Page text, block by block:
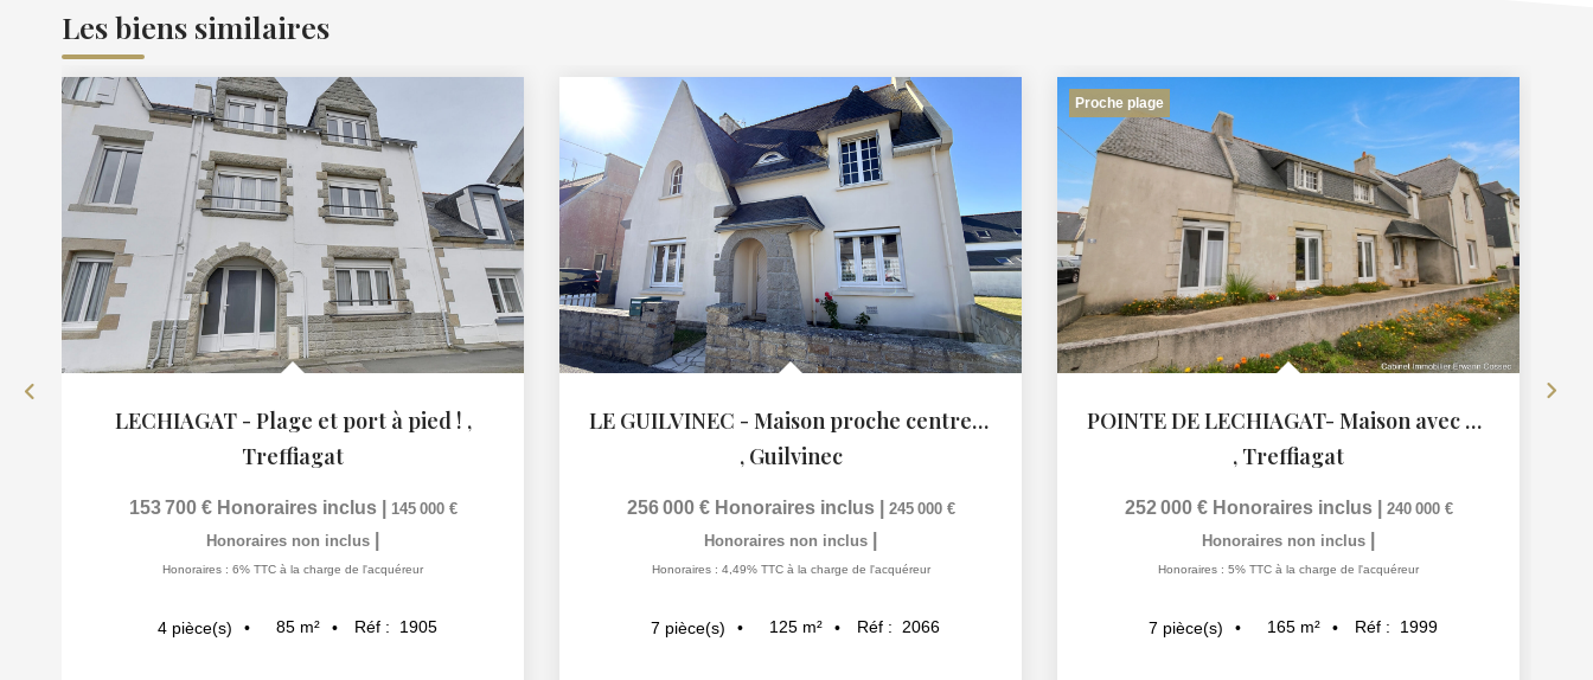
Les biens similaires
LECHIAGAT - Plage et port à pied ! ,
Treffiagat
153 700 € Honoraires inclus
145 000 €
Honoraires non inclus
Honoraires : 6% TTC à la charge de l'acquéreur
4 pièce(s) 85 m² Réf : 1905
LE GUILVINEC - Maison proche centre-ville
, Guilvinec
256 000 € Honoraires inclus
245 000 €
Honoraires non inclus
Honoraires : 4,49% TTC à la charge de l'acquéreur
7 pièce(s) 125 m² Réf : 2066
Proche plage
POINTE DE LECHIAGAT- Maison avec vie de plain pied à la...
, Treffiagat
252 000 € Honoraires inclus
240 000 €
Honoraires non inclus
Honoraires : 5% TTC à la charge de l'acquéreur
7 pièce(s) 165 m² Réf : 1999